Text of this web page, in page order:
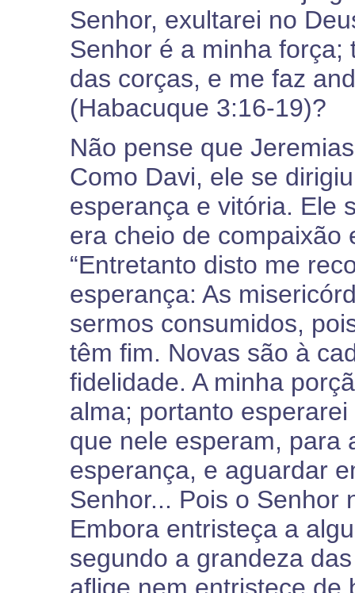
Senhor, exultarei no
Senhor é a minha
das corças, e me faz
(Habacuque 3:16-19)?
Não pense que
Como Davi, ele se
esperança e vitória. Ele
era cheio de compaixão
“Entretanto disto me
esperança: As
sermos consumidos,
têm fim. Novas são à
fidelidade. A minha
alma; portanto
que nele esperam, para
esperança, e aguardar
Senhor... Pois o Senhor
Embora entristeça a
segundo a grandeza